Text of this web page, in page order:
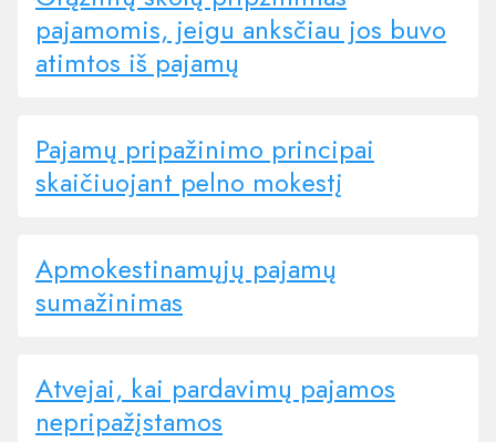
pajamomis, jeigu anksčiau jos buvo
atimtos iš pajamų
Pajamų pripažinimo principai
skaičiuojant pelno mokestį
Apmokestinamųjų pajamų
sumažinimas
Atvejai, kai pardavimų pajamos
nepripažįstamos